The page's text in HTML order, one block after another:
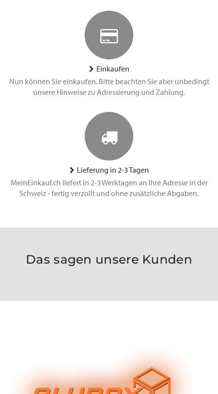
Einkaufen
Nun können Sie einkaufen. Bitte beachten Sie aber unbedingt
unsere Hinweise zu Adressierung und Zahlung.
Lieferung in 2-3 Tagen
MeinEinkauf.ch liefert in 2-3 Werktagen an Ihre Adresse in der
Schweiz - fertig verzollt und ohne zusätzliche Abgaben.
Das sagen unsere Kunden